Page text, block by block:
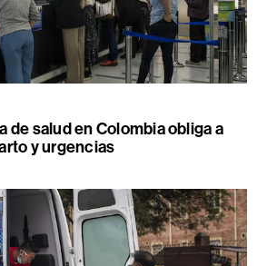
de salud en Colombia obliga a
y urgencias